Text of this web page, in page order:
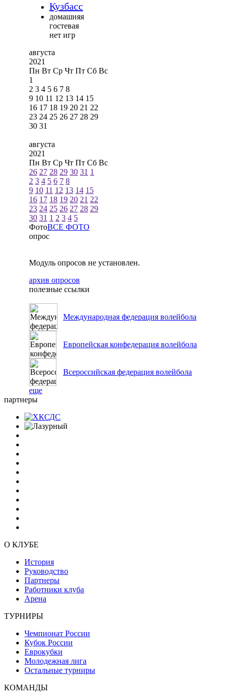
Кузбасс
домашняя
гостевая
нет игр
августа
2021
Пн Вт Ср Чт Пт Сб Вс
1
2 3 4 5 6 7 8
9 10 11 12 13 14 15
16 17 18 19 20 21 22
23 24 25 26 27 28 29
30 31
августа
2021
Пн Вт Ср Чт Пт Сб Вс
26 27 28 29 30 31 1
2 3 4 5 6 7 8
9 10 11 12 13 14 15
16 17 18 19 20 21 22
23 24 25 26 27 28 29
30 31 1 2 3 4 5
ФотоВСЕ ФОТО
опрос
Модуль опросов не установлен.
архив опросов
полезные ссылки
Международная федерация волейбола
Европейская конфедерация волейбола
Всероссийская федерация волейбола
еще
партнеры
О КЛУБЕ
История
Руководство
Партнеры
Работники клуба
Арена
ТУРНИРЫ
Чемпионат России
Кубок России
Еврокубки
Молодежная лига
Остальные турниры
КОМАНДЫ